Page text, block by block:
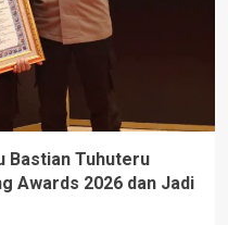
Bastian Tuhuteru
Awards 2026 dan Jadi